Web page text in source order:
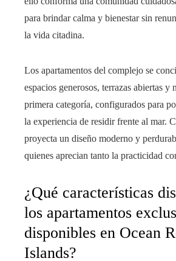
para brindar calma y bienestar sin
la vida citadina.
Los apartamentos del complejo se
espacios generosos, terrazas abiertas y
primera categoría, configurados para
la experiencia de residir frente al mar.
proyecta un diseño moderno y
quienes aprecian tanto la practicidad
¿Qué características
los apartamentos
disponibles en Ocean
Islands?